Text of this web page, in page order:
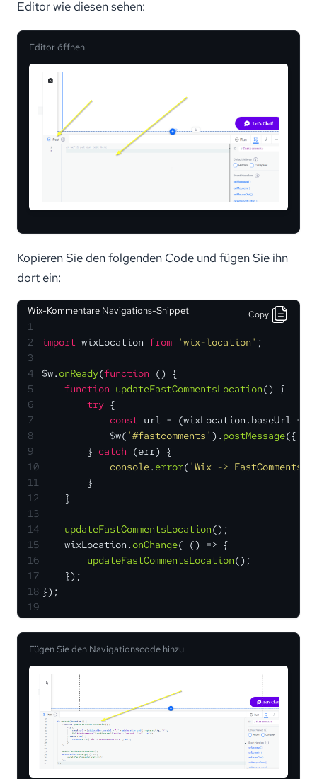
Editor wie diesen sehen:
Editor öffnen
Kopieren Sie den folgenden Code und fügen Sie ihn
dort ein:
Wix-Kommentare Navigations-Snippet Copy
1
2
import wixLocation from 'wix-location' ;
3
4
$w. onReady(function () {
5
function updateFastCommentsLocation() {
6
try {
7
const url = (wixLocation. baseUrl +
8
            $w(
'#fastcomments' ). postMessage({
9
        }
catch (err) {
10
console. error( 'Wix -> FastComments
11
        }
12
    }
13
14
updateFastCommentsLocation();
15
    wixLocation.
onChange( () => {
16
updateFastCommentsLocation();
17
    });
18 });
19
Fügen Sie den Navigationscode hinzu